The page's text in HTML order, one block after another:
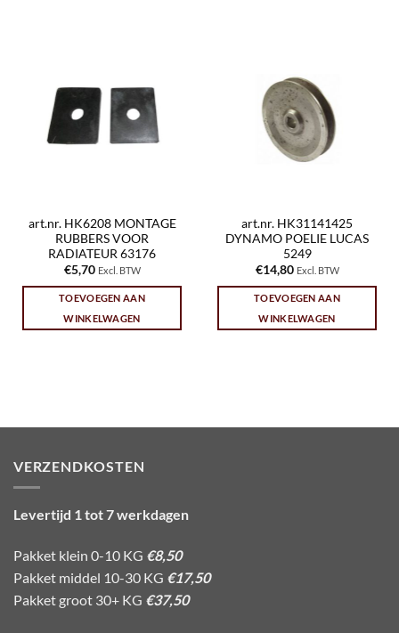
art.nr. HK6208 MONTAGE
RUBBERS VOOR
RADIATEUR 63176
€5,70 Excl. BTW
TOEVOEGEN AAN
WINKELWAGEN
art.nr. HK31141425
DYNAMO POELIE LUCAS
5249
€14,80 Excl. BTW
TOEVOEGEN AAN
WINKELWAGEN
VERZENDKOSTEN
Levertijd 1 tot 7 werkdagen
Pakket klein 0-10 KG €8,50
Pakket middel 10-30 KG €17,50
Pakket groot 30+ KG €37,50